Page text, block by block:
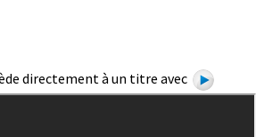
directement à un titre avec